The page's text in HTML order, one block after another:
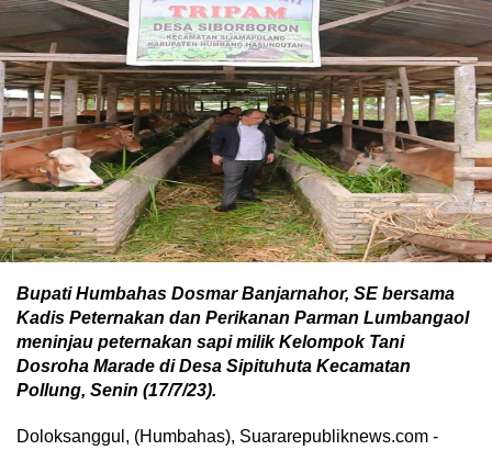
Bupati Humbahas Dosmar Banjarnahor, SE bersama
Kadis Peternakan dan Perikanan Parman Lumbangaol
meninjau peternakan sapi milik Kelompok Tani
Dosroha Marade di Desa Sipituhuta Kecamatan
Pollung, Senin (17/7/23).
Doloksanggul, (Humbahas), Suararepubliknews.com -